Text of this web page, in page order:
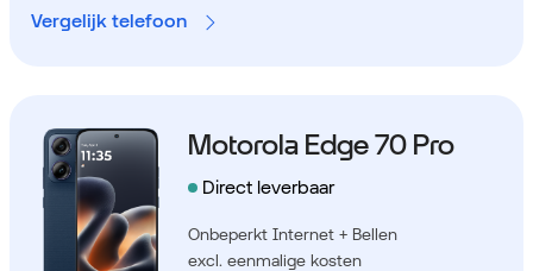
Vergelijk telefoon
Motorola Edge 70 Pro
Direct leverbaar
Onbeperkt Internet + Bellen
excl. eenmalige kosten